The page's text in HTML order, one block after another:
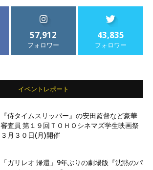
57,912
フォロワー
43,835
フォロワー
イベントレポート
『侍タイムスリッパー』の安田監督など豪華
審査員 第１９回ＴＯＨＯシネマズ学生映画祭
３月３０日(月)開催
「ガリレオ 帰還」9年ぶりの劇場版『沈黙のパ